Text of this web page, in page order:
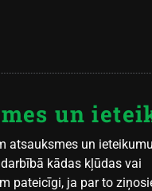
un
atsauksmes un
kādas kļūdas vai
pateicīgi, ja par to